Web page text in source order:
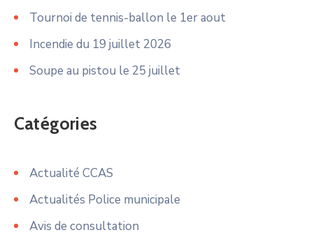
Tournoi de tennis-ballon le 1er aout
Incendie du 19 juillet 2026
Soupe au pistou le 25 juillet
Catégories
Actualité CCAS
Actualités Police municipale
Avis de consultation